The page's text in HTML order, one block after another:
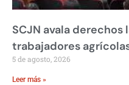
SCJN avala derechos
trabajadores
5 de agosto, 2026
Leer más »